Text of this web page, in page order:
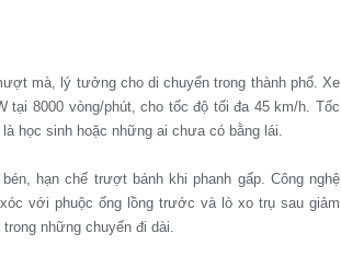
mà, lý tưởng cho di chuyển trong thành phố. Xe
8000 vòng/phút, cho tốc độ tối đa 45 km/h. Tốc
học sinh hoặc những ai chưa có bằng lái.
hạn chế trượt bánh khi phanh gấp. Công nghệ
với phuộc ống lồng trước và lò xo trụ sau giảm
những chuyến đi dài.